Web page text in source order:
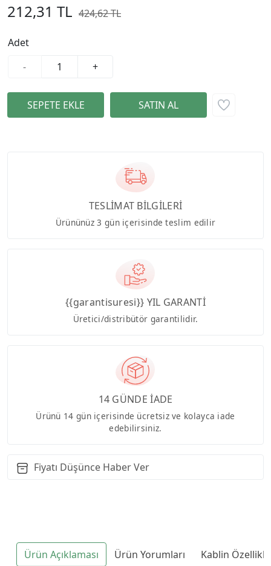
212,31 TL 424,62 TL
Adet
-
+
TESLİMAT BİLGİLERİ
Ürününüz 3 gün içerisinde teslim edilir
{{garantisuresi}} YIL GARANTİ
Üretici/distribütör garantilidir.
14 GÜNDE İADE
Ürünü 14 gün içerisinde ücretsiz ve kolayca iade
edebilirsiniz.
Fiyatı Düşünce Haber Ver
Ürün Açıklaması Ürün Yorumları Kablin